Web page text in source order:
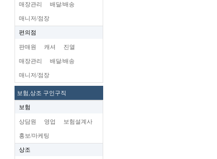
매장관리 배달/배송
매니저/점장
편의점
판매원 캐셔 진열
매장관리 배달/배송
매니저/점장
보험,상조 구인구직
보험
상담원 영업 보험설계사
홍보/마케팅
상조